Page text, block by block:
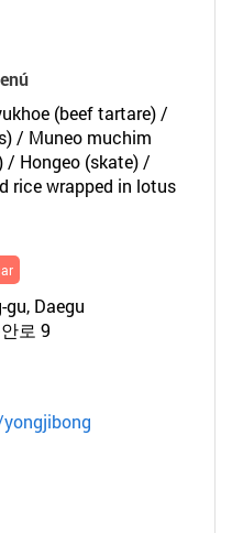
(beef tartare) /
/ Muneo muchim
/ Hongeo (skate) /
rice wrapped in lotus
gu, Daegu
로 9